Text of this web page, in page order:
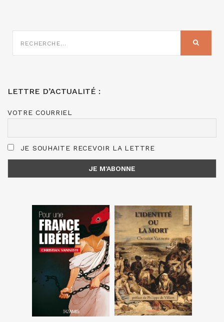
SUR
LETTRE D’ACTUALITÉ :
VOTRE COURRIEL
JE SOUHAITE RECEVOIR LA LETTRE